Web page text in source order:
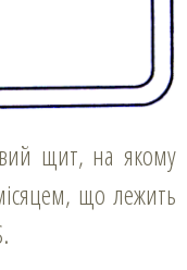
що лежить